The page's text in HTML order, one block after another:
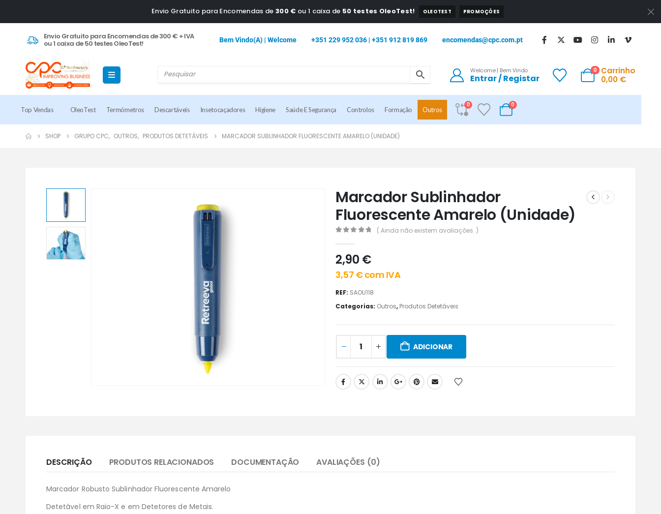
Envio Gratuito para Encomendas de300 € ou 1 caixa de 50 testes OleoTest! OLEOTEST PROMOÇÕES
Envio Gratuito para Encomendas de 300 € + IVA
ou 1 caixa de 50 testes OleoTest! Bem Vindo(a) | Welcome +351 229 952 036 | +351 912 819 869 encomendas@cpc.com.pt
Welcome | Bem Vindo
Entrar / Registar
0
Carrinho
0,00 €
Top Vendas OleoTest Termómetros Descartáveis Insetocaçadores Higiene Saúde E Segurança Controlos Formação Outros
0 0
SHOP GRUPO CPC, OUTROS, PRODUTOS DETETÁVEIS MARCADOR SUBLINHADOR FLUORESCENTE AMARELO (UNIDADE)
Marcador Sublinhador
Fluorescente Amarelo (Unidade)
( Ainda não existem avaliações. )
2,90 €
3,57 €com IVA
REF: SAOU118
Categorias: Outros, Produtos Detetáveis
ADICIONAR
DESCRIÇÃO PRODUTOS RELACIONADOS DOCUMENTAÇÃO AVALIAÇÕES (0)
Marcador Robusto Sublinhador Fluorescente Amarelo
Detetável em Raio-X e em Detetores de Metais.